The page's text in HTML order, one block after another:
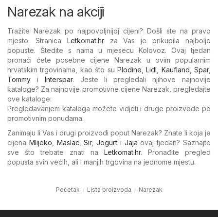
Narezak na akciji
Tražite Narezak po najpovoljnijoj cijeni? Došli ste na pravo
mjesto. Stranica Letkomat.hrza Vas je prikupila najbolje
popuste. Štedite s nama u mjesecu Kolovoz. Ovaj tjedan
pronaći ćete posebne cijene Narezak u ovim popularnim
hrvatskim trgovinama, kao što su Plodine ,Lidl Kaufland Spar,
Tommy i Interspar. Jeste li pregledali njihove najnovije
kataloge? Za najnovije promotivne cijene Narezak, pregledajte
ove kataloge:
Pregledavanjem kataloga možete vidjeti i druge proizvode po
promotivnim ponudama.
Zanimaju li Vas i drugi proizvodi poput Narezak? Znate li koja je
cijena Mlijeko Maslac ,Sir,Jogurt i Jaja ovaj tjedan? Saznajte
sve što trebate znati na Letkomat.hr. Pronađite pregled
popusta svih većih, ali i manjih trgovina na jednome mjestu.
Početak Lista proizvoda Narezak